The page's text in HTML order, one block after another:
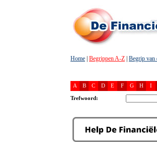
Home Begrippen A-Z Begrip van
A B C D E F G H I
Trefwoord: